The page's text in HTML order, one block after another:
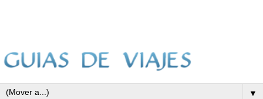
▼